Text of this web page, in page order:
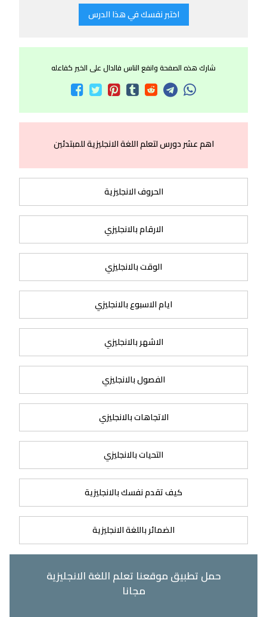
اختبر نفسك في هذا الدرس
شارك هذه الصفحة وانفع الناس فالدال على الخير كفاعله
اهم عشر دورس لتعلم اللغة الانجليزية للمبتدئين
الحروف الانجليزية
الارقام بالانجليزي
الوقت بالانجليزي
ايام الاسبوع بالانجليزي
الاشهر بالانجليزي
الفصول بالانجليزي
الاتجاهات بالانجليزي
التحيات بالانجليزي
كيف تقدم نفسك بالانجليزية
الضمائر باللغة الانجليزية
حمل تطبيق موقعنا تعلم اللغة الانجليزية
مجانا